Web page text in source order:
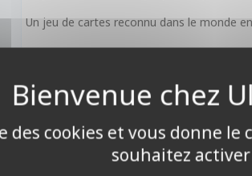
Un jeu de cartes reconnu dans le monde
Contenu :
• Règle du jeu
• Âge : à partir de 8 ans
• Nombre de joueurs : de 1 à 7 joueurs
• Durée de partie : 30 minutes
des cookies et vous donne le
souhaitez activer